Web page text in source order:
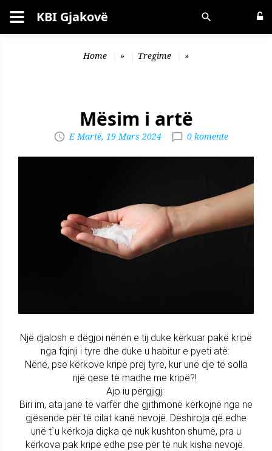
Kërko KBI Gjakovë
Home » Tregime »
Mësim i artë
E Martë, 19 Mars 2024 0 komente
Një djalosh e dëgjoi nënën e tij duke kërkuar pakë kripë
nga fqinji i tyre dhe duke u habitur e pyeti atë:
Nënë, pse kërkove kripë prej tyre, kur unë dje të solla
një qese të madhe me kripë?!
Ajo iu përgjigj:
Biri im, ata janë të varfër dhe gjithmonë kërkojnë nga ne
gjësende për të cilat kanë nevojë. Dëshiroja që edhe
unë t`u kërkoja diçka që nuk kushton shumë, pra u
kërkova pak kripë edhe pse për të nuk kisha nevojë.